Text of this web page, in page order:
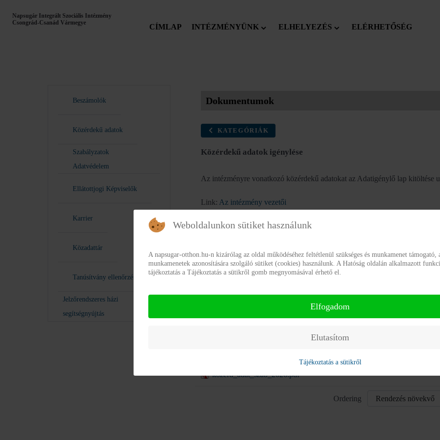
Napsugár Integrált Szociális Intézmény
Csongrád-Csanád Vármegye
CÍMLAP INTÉZMÉNYÜNK ELHELYEZÉS ELÉRHETŐSÉG
Beszámolók
Közérdekű adatok
Szabályzatok
Adatvédelem
Ellátottjogi Képviselők
Karrier
Közadattár
Tanúsítvány ellenőrzés
Jelzőrendszeres házi
segítségnyújtás
Dokumentumok
KATEGÓRIÁK
Közérdekű adatok igénylése
Az intézményre vonatkozó közérdekű adatokat az Adatigénylő lap kitöltése
Link: Az intézmény vezetői
teljesítésének rendje
kozerdeku_adatok_megism_rendje_2016.pdf
kozerd_adat_szab_2026.pdf
Ordering
Weboldalunkon sütiket használunk
A napsugar-otthon.hu-n kizárólag az oldal működéséhez feltétlenül szükséges és munkamenet támogató,
munkamenetek azonosítására szolgáló sütiket (cookies) használunk. A Hatóság oldalán alkalmazott
tájékoztatás a Tájékoztatás a sütikről gomb megnyomásával érhető el.
Elfogadom
Elutasítom
Tájékoztatás a sütikről